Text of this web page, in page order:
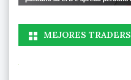
MEJORES TRADERS